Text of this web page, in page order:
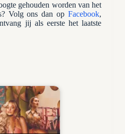
gehouden worden van het
Volg ons dan opFacebook,
jij als eerste het laatste